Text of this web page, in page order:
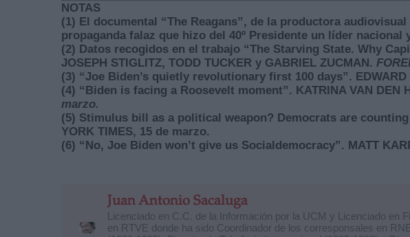
NOTAS
(1) El documental “The Reagans”, de la productora
propaganda falaz que hizo del 40º Presidente un líder nacional
(2) Datos recogidos en el trabajo “The Starving State. Why
JOSEPH STIGLITZ, TODD TUCKER y GABRIEL ZUCMAN.
(3) “Joe Biden’s quietly revolutionary first 100 days”. EDWARD
(4) “Biden is facing a Roosevelt moment”. KATRINA VAN DEN
marzo.
(5) Stimulus bill as a political weapon? Democrats are counting
YORK TIMES, 15 de marzo.
(6) “No, Joe Biden won’t give us Socialdemocracy”. MATT
Juan Antonio Sacaluga
Licenciado en C.C. de la Información por la UCM y Licenciado en
en RTVE donde ha sido Coordinador de los corresponsales en